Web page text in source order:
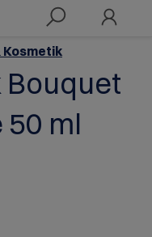
Kosmetik
Bouquet
50 ml